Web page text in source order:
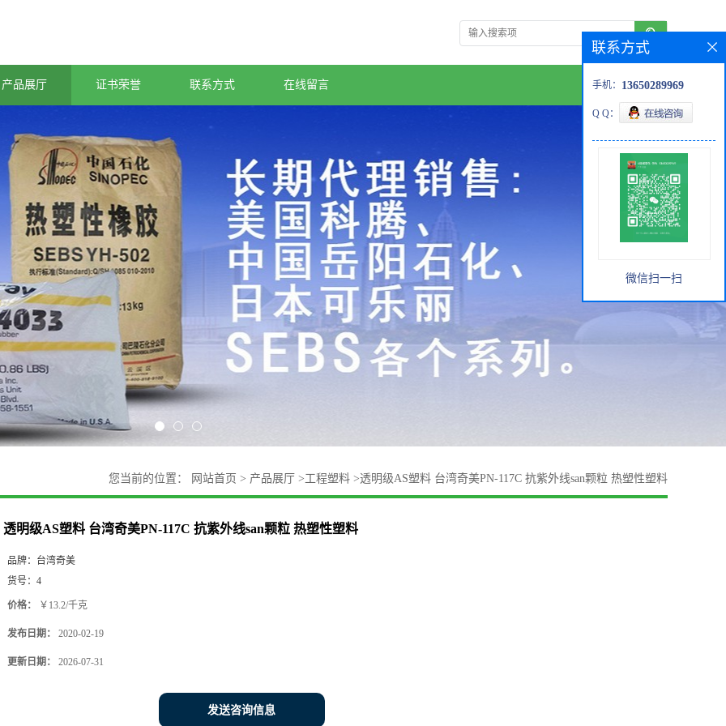
产品展厅 证书荣誉 联系方式 在线留言
您当前的位置： 网站首页 > 产品展厅 >工程塑料 >透明级AS塑料 台湾奇美PN-117C 抗紫外线san颗粒 热塑性塑料
透明级AS塑料 台湾奇美PN-117C 抗紫外线san颗粒 热塑性塑料
品牌： 台湾奇美
货号： 4
价格： ￥13.2/千克
发布日期： 2020-02-19
更新日期： 2026-07-31
发送咨询信息
联系方式
手机： 13650289969
Q Q：
微信扫一扫